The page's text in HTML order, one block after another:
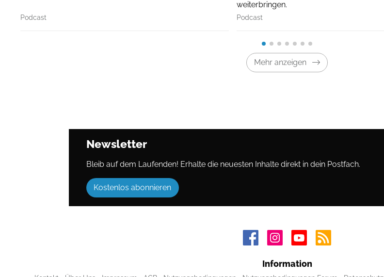
Podcast
weiterbringen.
Podcast
Mehr anzeigen
Newsletter
Bleib auf dem Laufenden! Erhalte die neuesten Inhalte direkt in dein Postfach.
Kostenlos abonnieren
Information